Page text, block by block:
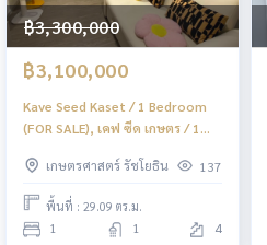
฿3,300,000
฿3,100,000
Kave Seed Kaset / 1 Bedroom
(FOR SALE), เคฟ ซีด เกษตร / 1
เกษตรศาสตร์ รัชโยธิน
137
พื้นที่ : 29.09 ตร.ม.
1 1 4